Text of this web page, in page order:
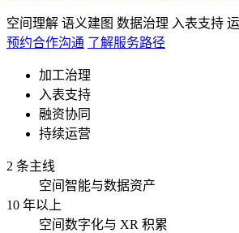
空间理解 语义建图 数据治理 入表支持
预约合作沟通 了解服务路径
加工治理
入表支持
融资协同
持续运营
2 条主线
空间智能与数据资产
10 年以上
空间数字化与 XR 积累